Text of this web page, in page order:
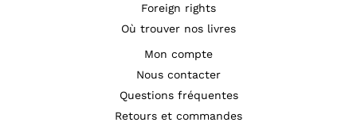
Foreign rights
Où trouver nos livres
Mon compte
Nous contacter
Questions fréquentes
Retours et commandes